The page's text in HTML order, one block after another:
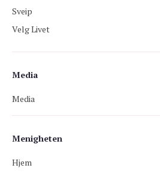
Menigheten
Hjem
Sveip
Velg Livet
Media
Media